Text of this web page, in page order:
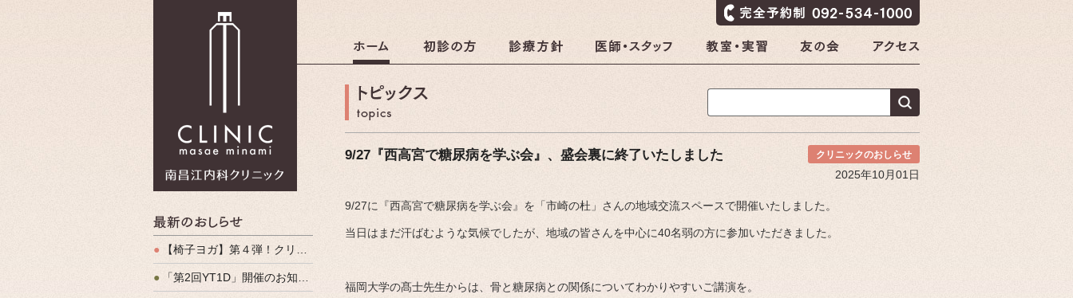
最新のおしらせ
●
【椅子ヨガ】第４弾！クリパルヨガ教室のご案内
● 「第2回YT1D」開催のお知らせ
9/27『西高宮で糖尿病を学ぶ会』、盛会裏に終了いたしました クリニックのおしらせ
2025年10月01日
9/27に『西高宮で糖尿病を学ぶ会』を「市崎の杜」さんの地域交流スペースで開催いたしました。
当日はまだ汗ばむような気候でしたが、地域の皆さんを中心に40名弱の方に参加いただきました。
福岡大学の髙士先生からは、骨と糖尿病との関係についてわかりやすいご講演を。